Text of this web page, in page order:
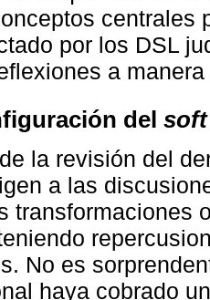
centrales
por los DSL
a
del
la revisión del
a las
transformaciones
No es
haya cobrado